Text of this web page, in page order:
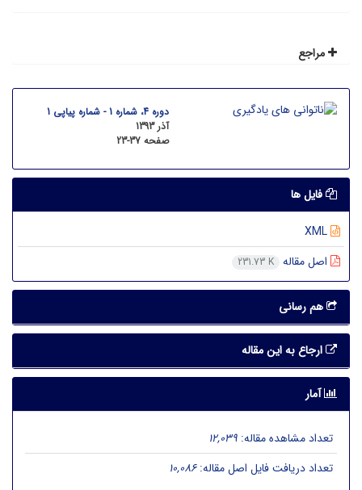
مراجع
دوره 4، شماره 1 - شماره پیاپی 1
آذر 1393
صفحه 23-37
فایل ها
اصل مقاله 231.73 K
هم رسانی
ارجاع به این مقاله
آمار
تعداد مشاهده مقاله: 12,039
تعداد دریافت فایل اصل مقاله:10,086